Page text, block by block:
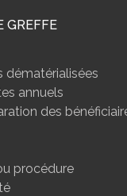
GREFFE
dématérialisées
annuels
des
procédure